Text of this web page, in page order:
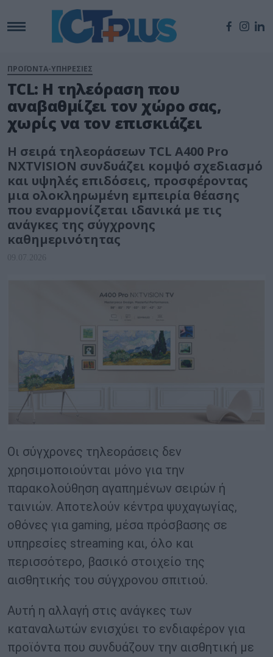
ΠΡΟΪΟΝΤΑ-ΥΠΗΡΕΣΙΕΣ
TCL: Η τηλεόραση που
αναβαθμίζει τον χώρο σας,
χωρίς να τον επισκιάζει
Η σειρά τηλεοράσεων TCL A400 Pro
NXTVISION συνδυάζει κομψό σχεδιασμό
και υψηλές επιδόσεις, προσφέροντας
μια ολοκληρωμένη εμπειρία θέασης
που εναρμονίζεται ιδανικά με τις
ανάγκες της σύγχρονης
καθημερινότητας
09.07.2026
Οι σύγχρονες τηλεοράσεις δεν
χρησιμοποιούνται μόνο για την
παρακολούθηση αγαπημένων σειρών ή
ταινιών. Αποτελούν κέντρα ψυχαγωγίας,
οθόνες για gaming, μέσα πρόσβασης σε
υπηρεσίες streaming και, όλο και
περισσότερο, βασικό στοιχείο της
αισθητικής του σύγχρονου σπιτιού.
Αυτή η αλλαγή στις ανάγκες των
καταναλωτών ενισχύει το ενδιαφέρον για
προϊόντα που συνδυάζουν την αισθητική με